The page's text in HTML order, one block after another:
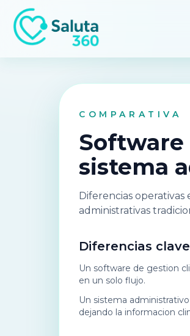
COMPARATIVA
Software
sistema
Diferencias
administrativas
Diferencias clave
Un software de gestion
en un solo flujo.
Un sistema
dejando la informacion